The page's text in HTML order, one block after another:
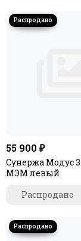
55 900 ₽
Сунержа Модус
МЭМ левый
Распродано